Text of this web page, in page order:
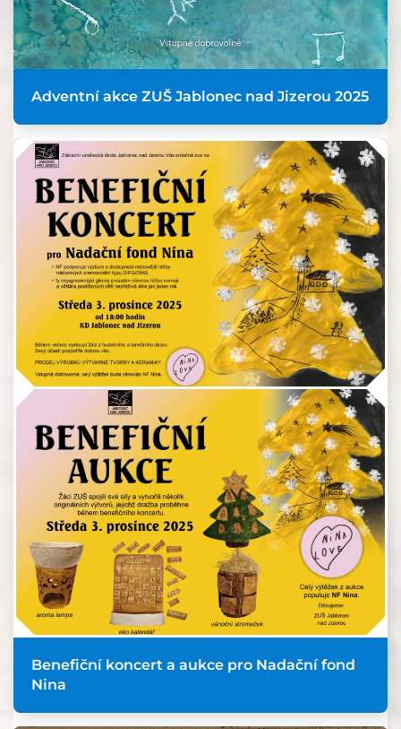
Adventní akce ZUŠ Jablonec nad Jizerou 2025
Benefiční koncert a aukce pro Nadační fond
Nina